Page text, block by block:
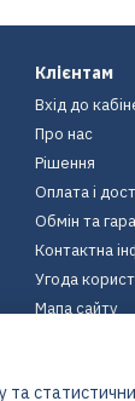
Клієнтам
Вхід до
Про нас
Рішення
Оплата і
Обмін та
Контактна
Угода
Мапа сайту